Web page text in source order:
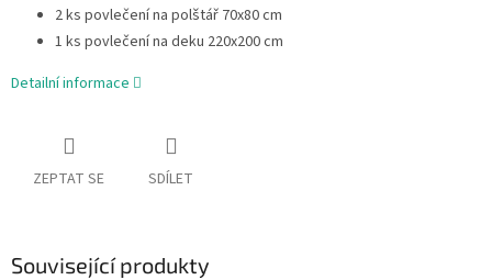
2 ks povlečení na polštář 70x80 cm
1 ks povlečení na deku 220x200 cm
Detailní informace
ZEPTAT SE SDÍLET
Související produkty